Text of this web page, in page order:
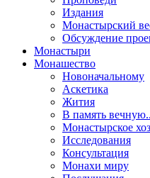
Издания
Монастырский
Обсуждение
Монастыри
Монашество
Новоначальному
Аскетика
Жития
В память
Монастырское
Исследования
Консультация
Монахи миру